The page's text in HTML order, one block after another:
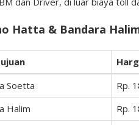
Hatta & Bandara
Soetta
Rp.
Halim
Rp.